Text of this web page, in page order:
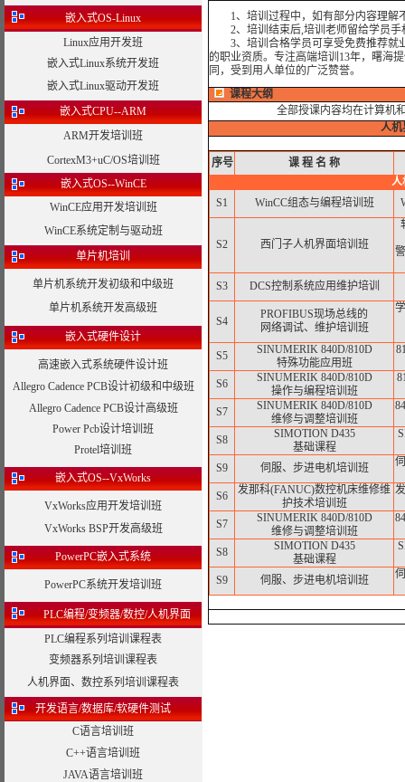
嵌入式OS-Linux
Linux应用开发班
嵌入式Linux系统开发班
嵌入式Linux驱动开发班
嵌入式CPU--ARM
ARM开发培训班
CortexM3+uC/OS培训班
嵌入式OS--WinCE
WinCE应用开发培训班
WinCE系统定制与驱动班
单片机培训
单片机系统开发初级和中级班
单片机系统开发高级班
嵌入式硬件设计
高速嵌入式系统硬件设计班
Allegro Cadence PCB设计初级和中级班
Allegro Cadence PCB设计高级班
Power Pcb设计培训班
Protel培训班
嵌入式OS--VxWorks
VxWorks应用开发培训班
VxWorks BSP开发高级班
PowerPC嵌入式系统
PowerPC系统开发培训班
PLC编程/变频器/数控/人机界面
PLC编程系列培训课程表
变频器系列培训课程表
人机界面、数控系列培训课程表
开发语言/数据库/软硬件测试
C语言培训班
C++语言培训班
JAVA语言培训班
1、培训过程中，如有部分内容理解
2、培训结束后,培训老师留给学员手
3、培训合格学员可享受免费推荐就
的职业资质。专注高端培训13年，曙海
同，受到用人单位的广泛赞誉。
课程大纲
全部授课内容均在计算机
人机
序号 课 程 名 称
人
S1
WinCC组态与编程培训班
S2 西门子人机界面培训班
S3 DCS控制系统应用维护培训
S4
PROFIBUS现场总线的
网络调试、维护培训班
S5
SINUMERIK 840D/810D
特殊功能应用班
S6
SINUMERIK 840D/810D
操作与编程培训班
S7
SINUMERIK 840D/810D
维修与调整培训班
S8
SIMOTION D435
基础课程
S9 伺服、步进电机培训班
S6
发那科(FANUC)数控机床维修维
护技术培训班
S7
SINUMERIK 840D/810D
维修与调整培训班
S8
SIMOTION D435
基础课程
S9 伺服、步进电机培训班